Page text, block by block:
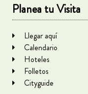
Planea tu Visita
Llegar aquí
Calendario
Hoteles
Folletos
Cityguide